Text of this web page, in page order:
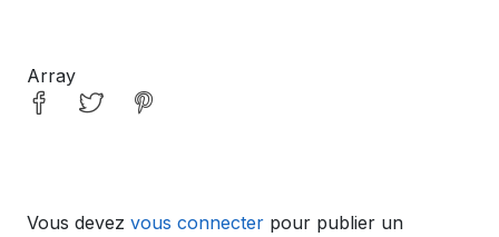
Array
Vous devez vous connecterpour publier un